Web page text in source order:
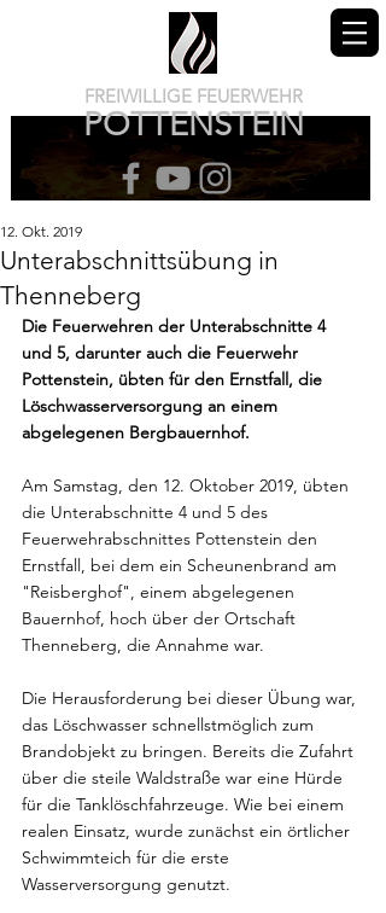
FREIWILLIGE FEUERWEHR
POTTENSTEIN
Unterabschnittsübung in
Thenneberg
12. Okt. 2019
Die Feuerwehren der Unterabschnitte 4
und 5, darunter auch die Feuerwehr
Pottenstein, übten für den Ernstfall, die
Löschwasserversorgung an einem
abgelegenen Bergbauernhof.
Am Samstag, den 12. Oktober 2019, übten
die Unterabschnitte 4 und 5 des
Feuerwehrabschnittes Pottenstein den
Ernstfall, bei dem ein Scheunenbrand am
"Reisberghof", einem abgelegenen
Bauernhof, hoch über der Ortschaft
Thenneberg, die Annahme war.
Die Herausforderung bei dieser Übung war,
das Löschwasser schnellstmöglich zum
Brandobjekt zu bringen. Bereits die Zufahrt
über die steile Waldstraße war eine Hürde
für die Tanklöschfahrzeuge. Wie bei einem
realen Einsatz, wurde zunächst ein örtlicher
Schwimmteich für die erste
Wasserversorgung genutzt.